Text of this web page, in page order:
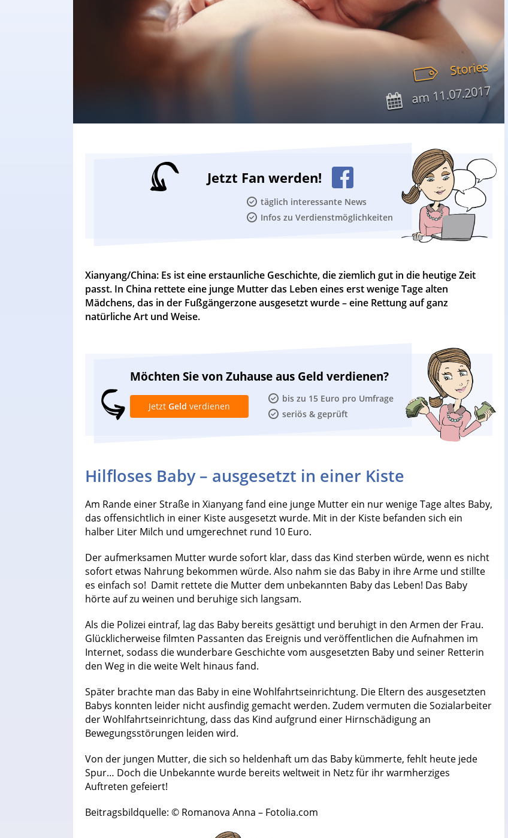
Stories
am11.07.2017
Jetzt Fan werden!
täglich interessante News
Infos zu Verdienstmöglichkeiten
Xianyang/China: Es ist eine erstaunliche Geschichte, die ziemlich gut in die heutige Zeit
passt. In China rettete eine junge Mutter das Leben eines erst wenige Tage alten
Mädchens, das in der Fußgängerzone ausgesetzt wurde – eine Rettung auf ganz
natürliche Art und Weise.
Möchten Sie von Zuhause aus Geld verdienen?
bis zu 15 Euro pro Umfrage
seriös & geprüft
Jetzt Geld verdienen
Hilfloses Baby – ausgesetzt in einer Kiste
Am Rande einer Straße in Xianyang fand eine junge Mutter ein nur wenige Tage altes Baby,
das offensichtlich in einer Kiste ausgesetzt wurde. Mit in der Kiste befanden sich ein
halber Liter Milch und umgerechnet rund 10 Euro.
Der aufmerksamen Mutter wurde sofort klar, dass das Kind sterben würde, wenn es nicht
sofort etwas Nahrung bekommen würde. Also nahm sie das Baby in ihre Arme und stillte
es einfach so! Damit rettete die Mutter dem unbekannten Baby das Leben! Das Baby
hörte auf zu weinen und beruhige sich langsam.
Als die Polizei eintraf, lag das Baby bereits gesättigt und beruhigt in den Armen der Frau.
Glücklicherweise filmten Passanten das Ereignis und veröffentlichen die Aufnahmen im
Internet, sodass die wunderbare Geschichte vom ausgesetzten Baby und seiner Retterin
den Weg in die weite Welt hinaus fand.
Später brachte man das Baby in eine Wohlfahrtseinrichtung. Die Eltern des ausgesetzten
Babys konnten leider nicht ausfindig gemacht werden. Zudem vermuten die Sozialarbeiter
der Wohlfahrtseinrichtung, dass das Kind aufgrund einer Hirnschädigung an
Bewegungsstörungen leiden wird.
Von der jungen Mutter, die sich so heldenhaft um das Baby kümmerte, fehlt heute jede
Spur… Doch die Unbekannte wurde bereits weltweit in Netz für ihr warmherziges
Auftreten gefeiert!
Beitragsbildquelle: © Romanova Anna – Fotolia.com
Nach öffentlichem Aufschrei: Hartz-IV-
Trotz heldenhafter Taten: Militär